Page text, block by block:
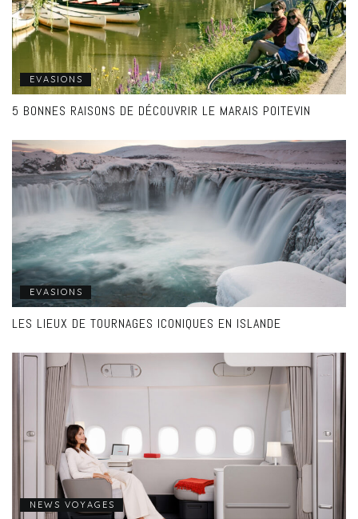
EVASIONS
5 BONNES RAISONS DE DÉCOUVRIR LE MARAIS POITEVIN
EVASIONS
LES LIEUX DE TOURNAGES ICONIQUES EN ISLANDE
NEWS VOYAGES